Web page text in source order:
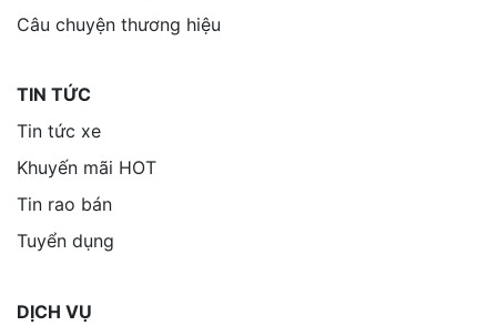
Câu chuyện thương hiệu
TIN TỨC
Tin tức xe
Khuyến mãi HOT
Tin rao bán
Tuyển dụng
DỊCH VỤ